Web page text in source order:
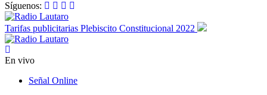
Síguenos:
Tarifas publicitarias Plebiscito Constitucional 2022
En vivo
Señal Online